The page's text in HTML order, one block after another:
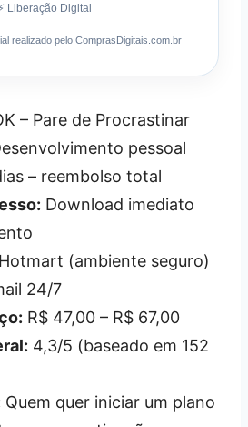
Liberação Digital
realizado pelo ComprasDigitais.com.br
– Pare de Procrastinar
pessoal
– reembolso total
Download imediato
Hotmart (ambiente seguro)
24/7
R$ 47,00 – R$ 67,00
4,3/5 (baseado em 152
Quem quer iniciar um plano